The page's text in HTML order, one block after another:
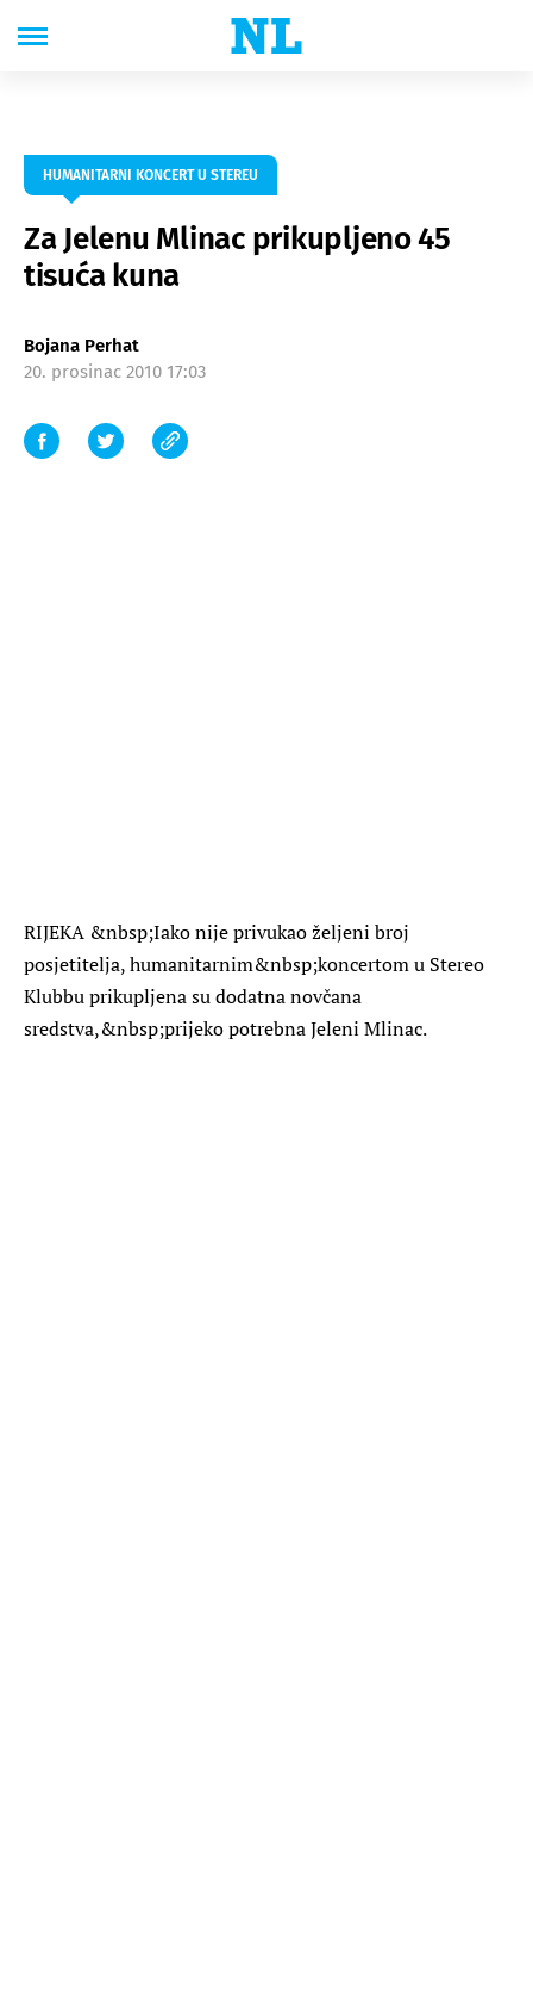
HUMANITARNI KONCERT U STEREU
Za Jelenu Mlinac prikupljeno 45
tisuća kuna
Bojana Perhat
20. prosinac 2010 17:03
RIJEKA &nbsp;Iako nije privukao željeni broj
posjetitelja, humanitarnim&nbsp;koncertom u Stereo
Klubbu prikupljena su dodatna novčana
sredstva,&nbsp;prijeko potrebna Jeleni Mlinac.